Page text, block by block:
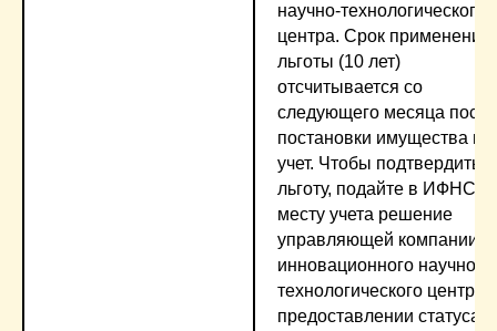
научно-технологического
центра. Срок применения
льготы (10 лет)
отсчитывается со
следующего месяца после
постановки имущества на
учет. Чтобы подтвердить
льготу, подайте в ИФНС
месту учета решение
управляющей компании
инновационного научно-
технологического центра
предоставлении статуса,